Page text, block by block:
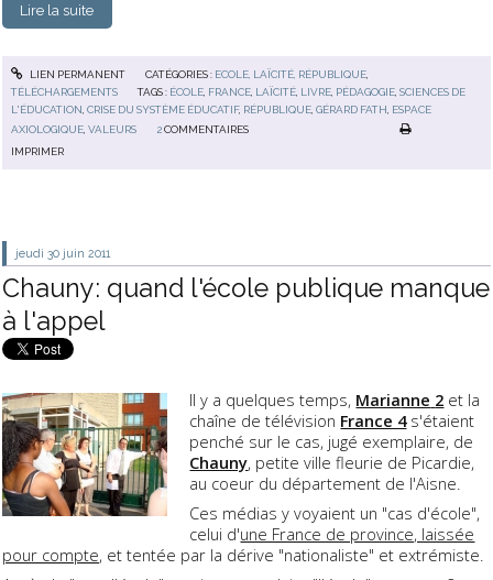
Lire la suite
LIEN PERMANENT CATÉGORIES : ECOLE, LAÏCITÉ, RÉPUBLIQUE,
TÉLÉCHARGEMENTS
TAGS : ÉCOLE FRANCE LAÏCITÉ LIVRE PÉDAGOGIE ,SCIENCES DE
L'ÉDUCATION ,CRISE DU SYSTÈME ÉDUCATIF, RÉPUBLIQUE ,GÉRARD FATH ESPACE
AXIOLOGIQUE ,VALEURS 2 COMMENTAIRES
IMPRIMER
jeudi 30 juin 2011
Chauny: quand l'école publique manque
à l'appel
Il y a quelques temps, Marianne 2 et la
chaîne de télévision France 4s'étaient
penché sur le cas, jugé exemplaire, de
Chauny, petite ville fleurie de Picardie,
au coeur du département de l'Aisne.
Ces médias y voyaient un "cas d'école",
celui d'une France de province, laissée
pour compte, et tentée par la dérive "nationaliste" et extrémiste.